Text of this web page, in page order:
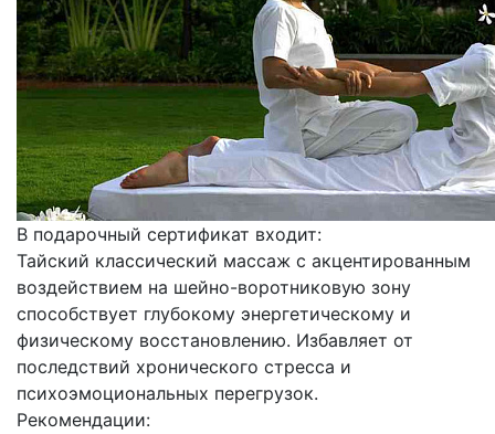
В подарочный сертификат входит:
Тайский классический массаж с акцентированным
воздействием на шейно-воротниковую зону
способствует глубокому энергетическому и
физическому восстановлению. Избавляет от
последствий хронического стресса и
психоэмоциональных перегрузок.
Рекомендации: